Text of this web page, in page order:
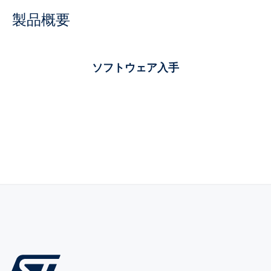
製品概要
ソフトウェア入手